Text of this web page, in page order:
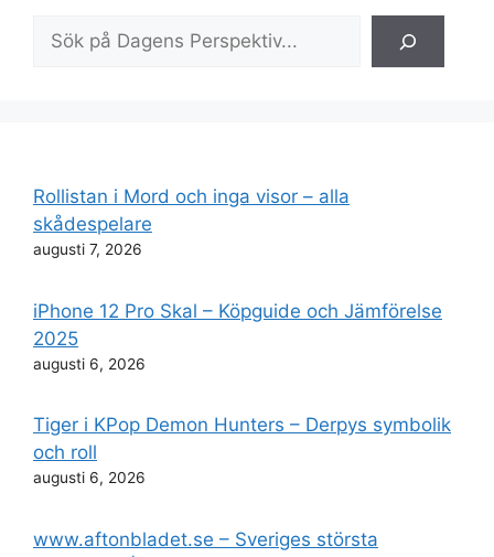
Sök
Rollistan i Mord och inga visor – alla
skådespelare
augusti 7, 2026
iPhone 12 Pro Skal – Köpguide och Jämförelse
2025
augusti 6, 2026
Tiger i KPop Demon Hunters – Derpys symbolik
och roll
augusti 6, 2026
www.aftonbladet.se – Sveriges största